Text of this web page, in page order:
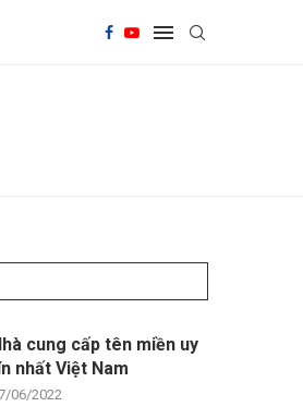
cung cấp tên miền uy
nhất Việt Nam
06/2022